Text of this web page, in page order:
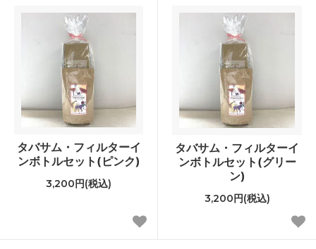
タバサム・フィルターイ
ンボトルセット(ピンク)
3,200円(税込)
タバサム・フィルターイ
ンボトルセット(グリー
ン)
3,200円(税込)